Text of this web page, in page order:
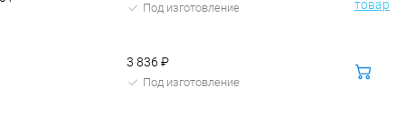
Под изготовление
товар
3 836 ₽
Под изготовление
корзину